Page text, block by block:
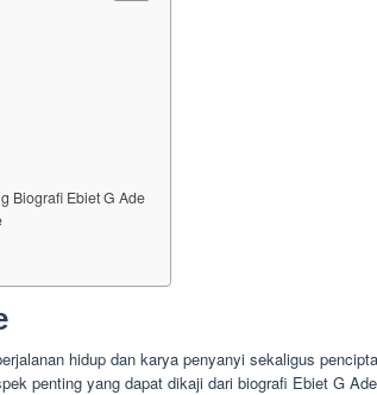
Biografi Ebiet G Ade
hidup dan karya penyanyi sekaligus
penting yang dapat dikaji dari biografi Ebiet G